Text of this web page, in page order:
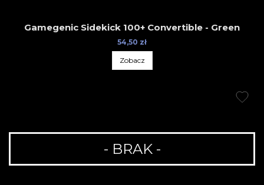
Gamegenic Sidekick 100+ Convertible - Green
54,50 zł
Zobacz
- BRAK -